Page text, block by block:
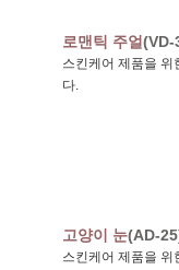
로맨틱 주얼(VD-
스킨케어 제품을
다.
고양이 눈(AD-
스킨케어 제품을